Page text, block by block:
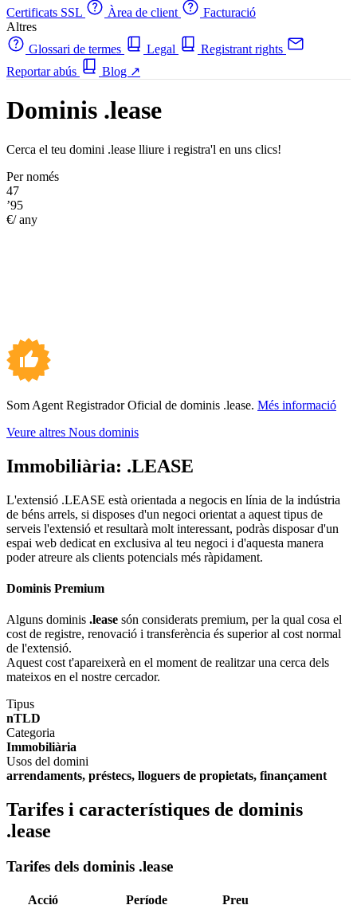
Certificats SSL
Àrea de client
Facturació
Altres
Glossari de termes
Legal
Registrant rights
Reportar abús
Blog ↗
Dominis .lease
Cerca el teu domini .lease lliure i registra'l en uns clics!
Per només
47
’95
€/ any
Som Agent Registrador Oficial de dominis .lease. Més informació
Veure altres Nous dominis
Immobiliària: .LEASE
L'extensió .LEASE està orientada a negocis en línia de la indústria
de béns arrels, si disposes d'un negoci orientat a aquest tipus de
serveis l'extensió et resultarà molt interessant, podràs disposar d'un
espai web dedicat en exclusiva al teu negoci i d'aquesta manera
poder atreure als clients potencials més ràpidament.
Dominis Premium
Alguns dominis .lease són considerats premium, per la qual cosa el
cost de registre, renovació i transferència és superior al cost normal
de l'extensió.
Aquest cost t'apareixerà en el moment de realitzar una cerca dels
mateixos en el nostre cercador.
Tipus
nTLD
Categoria
Immobiliària
Usos del domini
arrendaments, préstecs, lloguers de propietats, finançament
Tarifes i característiques de dominis
.lease
Tarifes dels dominis .lease
Acció Període Preu